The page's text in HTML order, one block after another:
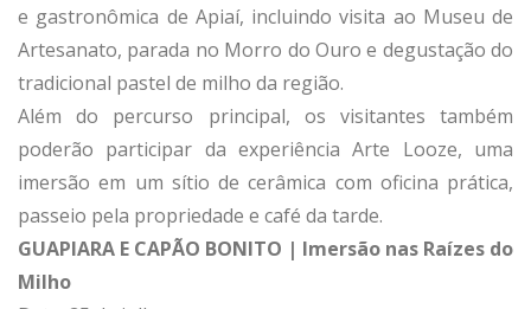
e gastronômica de Apiaí, incluindo visita ao Museu de
Artesanato, parada no Morro do Ouro e degustação do
tradicional pastel de milho da região.
Além do percurso principal, os visitantes também
poderão participar da experiência Arte Looze, uma
imersão em um sítio de cerâmica com oficina prática,
passeio pela propriedade e café da tarde.
GUAPIARA E CAPÃO BONITO | Imersão nas Raízes do
Milho